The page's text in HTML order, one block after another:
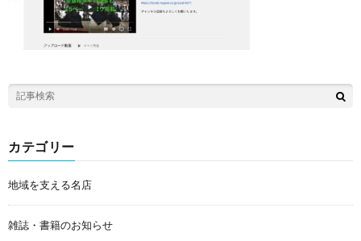
カテゴリー
地域を支える名店
雑誌・書籍のお知らせ